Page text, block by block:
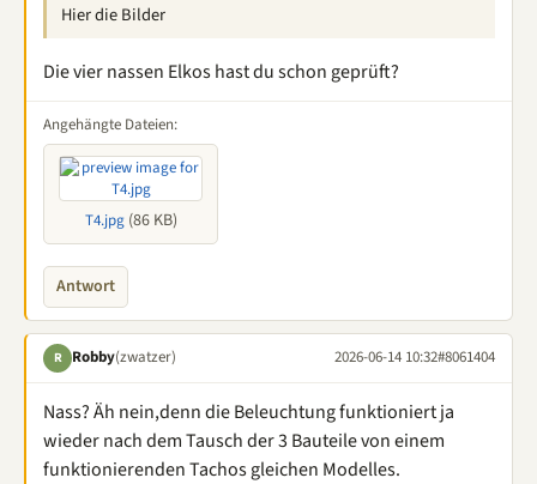
Hier die Bilder
Die vier nassen Elkos hast du schon geprüft?
Angehängte Dateien:
T4.jpg(86 KB)
Antwort
R Robby(zwatzer) 2026-06-14 10:32#8061404
Nass? Äh nein,denn die Beleuchtung funktioniert ja
wieder nach dem Tausch der 3 Bauteile von einem
funktionierenden Tachos gleichen Modelles.